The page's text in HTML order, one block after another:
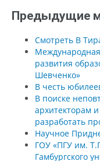
Предыдущие
Смотреть В
развития
Шевченко»
В честь
В поиске
архитекторам
разработать
Научное
ГОУ «ПГУ им.
Гамбургского